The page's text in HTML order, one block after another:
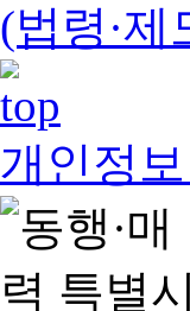
(법령·제
개인정